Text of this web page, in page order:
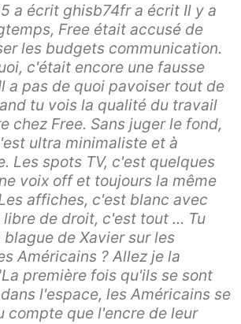
a écrit ghisb74fr a écrit Il y a
Free était accusé de
les budgets communication.
c'était encore une fausse
a pas de quoi pavoiser tout de
tu vois la qualité du travail
chez Free. Sans juger le fond,
ultra minimaliste et à
Les spots TV, c'est quelques
voix off et toujours la même
affiches, c'est blanc avec
libre de droit, c'est tout ... Tu
blague de Xavier sur les
Américains ? Allez je la
première fois qu'ils se sont
l'espace, les Américains se
compte que l'encre de leur